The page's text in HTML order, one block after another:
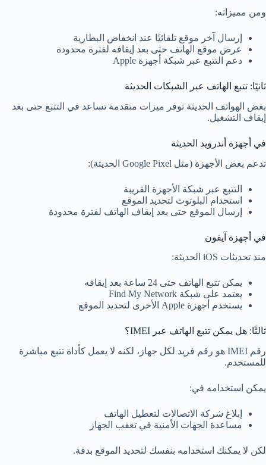
ومن مميزاته:
إرسال آخر موقع تلقائيًا عند انخفاض البطارية
عرض موقع الهاتف حتى بعد إيقافه لفترة محدودة
دعم التتبع عبر شبكة أجهزة Apple
ثانيًا: تتبع الهاتف عبر الشبكات الحديثة
بعض الهواتف الحديثة توفر ميزات متقدمة تساعد في التتبع حتى بعد
إيقاف التشغيل.
في أجهزة أندرويد الحديثة
تدعم بعض الأجهزة (مثل Google Pixel الحديثة):
التتبع عبر شبكة الأجهزة القريبة
استخدام البلوتوث لتحديد الموقع
إرسال الموقع حتى بعد إيقاف الهاتف لفترة محدودة
في أجهزة آيفون
منذ تحديثات iOS الحديثة:
يمكن تتبع الهاتف حتى 24 ساعة بعد إيقافه
يعتمد على شبكة Find My Network
يستخدم أجهزة Apple الأخرى لتحديد الموقع
ثالثًا: هل يمكن تتبع الهاتف عبر IMEI؟
رقم IMEI هو رقم فريد لكل جهاز، لكنه لا يعمل كأداة تتبع مباشرة
للمستخدم.
يمكن استخدامه في:
إبلاغ شركة الاتصالات لتعطيل الهاتف
مساعدة الجهات الأمنية في تعقب الجهاز
لكن لا يمكنك استخدامه بنفسك لتحديد الموقع بدقة.